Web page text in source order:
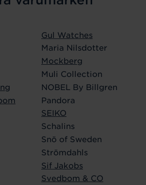
Gul Watches
Maria Nilsdotter
Mockberg
Muli Collection
NOBEL By Billgren
Pandora
SEIKO
Schalins
Snö of Sweden
Strömdahls
Sif Jakobs
Svedbom & CO